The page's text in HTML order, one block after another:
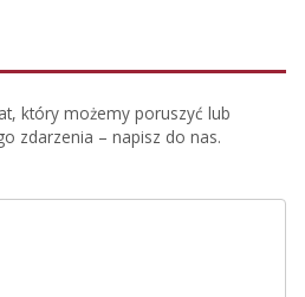
który możemy poruszyć lub
zdarzenia – napisz do nas.